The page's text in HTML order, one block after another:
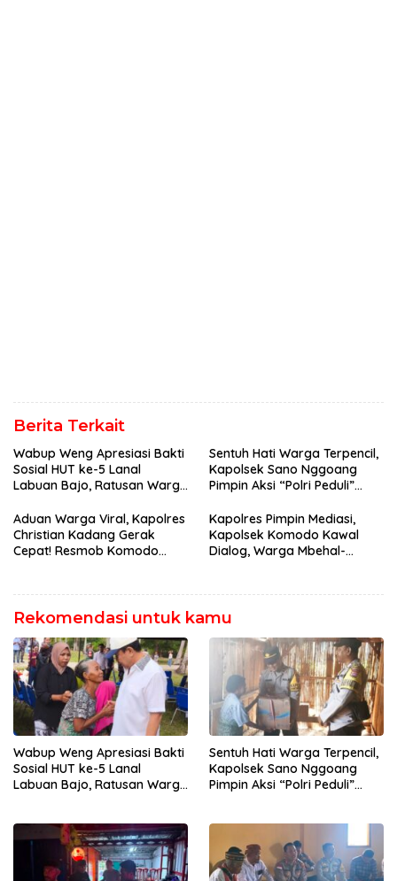
Berita Terkait
Wabup Weng Apresiasi Bakti
Sosial HUT ke-5 Lanal
Labuan Bajo, Ratusan Warga
Pemeriksaan Kesehatan
Gratis
Sentuh Hati Warga Terpencil,
Kapolsek Sano Nggoang
Pimpin Aksi “Polri Peduli”
Aduan Warga Viral, Kapolres
Christian Kadang Gerak
Cepat! Resmob Komodo
Kapolres Pimpin Mediasi,
Kapolsek Komodo Kawal
Dialog, Warga Mbehal-
Rekomendasi untuk kamu
Wabup Weng Apresiasi Bakti
Sosial HUT ke-5 Lanal
Labuan Bajo, Ratusan Warga
Gratis
Sentuh Hati Warga Terpencil,
Kapolsek Sano Nggoang
Pimpin Aksi “Polri Peduli”